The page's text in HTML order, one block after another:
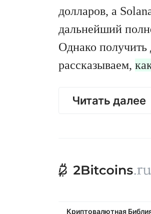
долларов, а
дальнейший
Однако получить
рассказываем,
Читать далее
Криптовалютная